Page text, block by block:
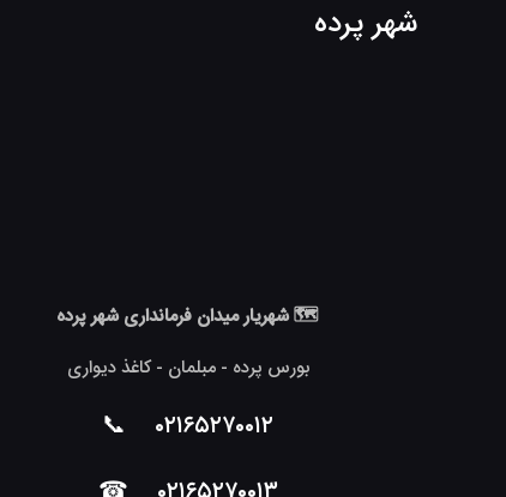
شهر پرده
🗺 شهریار میدان فرمانداری شهر پرده
بورس پرده - مبلمان - کاغذ دیواری
۰۲۱۶۵۲۷۰۰۱۲ 📞